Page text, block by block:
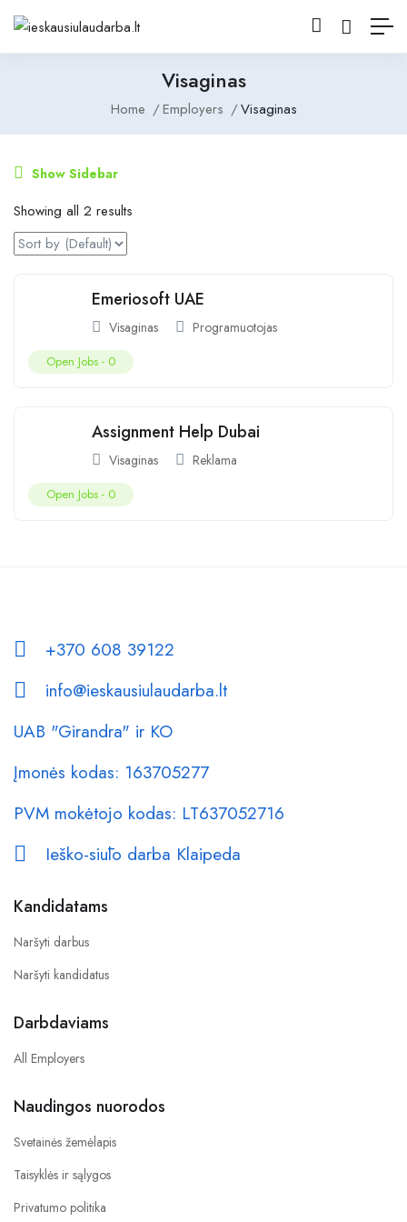
Visaginas
Home Employers Visaginas
Show Sidebar
Showing all 2 results
Emeriosoft UAE
Visaginas Programuotojas
Open Jobs - 0
Assignment Help Dubai
Visaginas Reklama
Open Jobs - 0
+370 608 39122
info@ieskausiulaudarba.lt
UAB "Girandra" ir KO
Įmonės kodas: 163705277
PVM mokėtojo kodas: LT637052716
Ieško-siūlo darba Klaipeda
Kandidatams
Naršyti darbus
Naršyti kandidatus
Darbdaviams
All Employers
Naudingos nuorodos
Svetainės žemėlapis
Taisyklės ir sąlygos
Privatumo politika